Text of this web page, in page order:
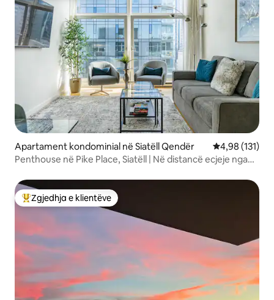
Apartament kondominial në Siatëll Qendër Vlerësimi
4,98 (131)
Penthouse në Pike Place, Siatëll | Në distancë ecjeje nga
Më të mirat e zgjedhjeve të klientëve
Zgjedhja e klientëve